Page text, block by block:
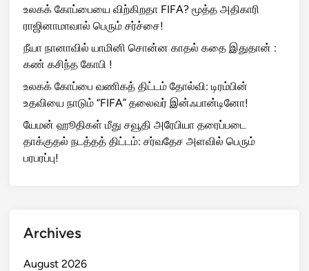
உலகக் கோப்பையை விற்கிறதா FIFA? மூத்த அதிகாரி
ராஜினாமாவால் பெரும் சர்ச்சை!
நீயா நானாவில் யாமினி சொன்ன காதல் கதை இதுதான் :
கண் கசிந்த கோபி !
உலகக் கோப்பை வணிகத் திட்டம் தோல்வி: டிரம்பின்
உதவியை நாடும் “FIFA” தலைவர் இன்ஃபான்டினோ!
யேமன் ஹூதிகள் மீது சவூதி அரேபியா தரைப்படை
தாக்குதல் நடத்தத் திட்டம்: சர்வதேச அளவில் பெரும்
பரபரப்பு!
Archives
August 2026